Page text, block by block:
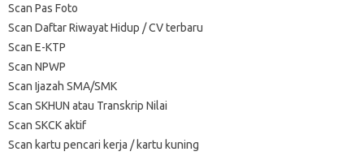
Scan Pas Foto
Scan Daftar Riwayat Hidup / CV terbaru
Scan E-KTP
Scan NPWP
Scan Ijazah SMA/SMK
Scan SKHUN atau Transkrip Nilai
Scan SKCK aktif
Scan kartu pencari kerja / kartu kuning